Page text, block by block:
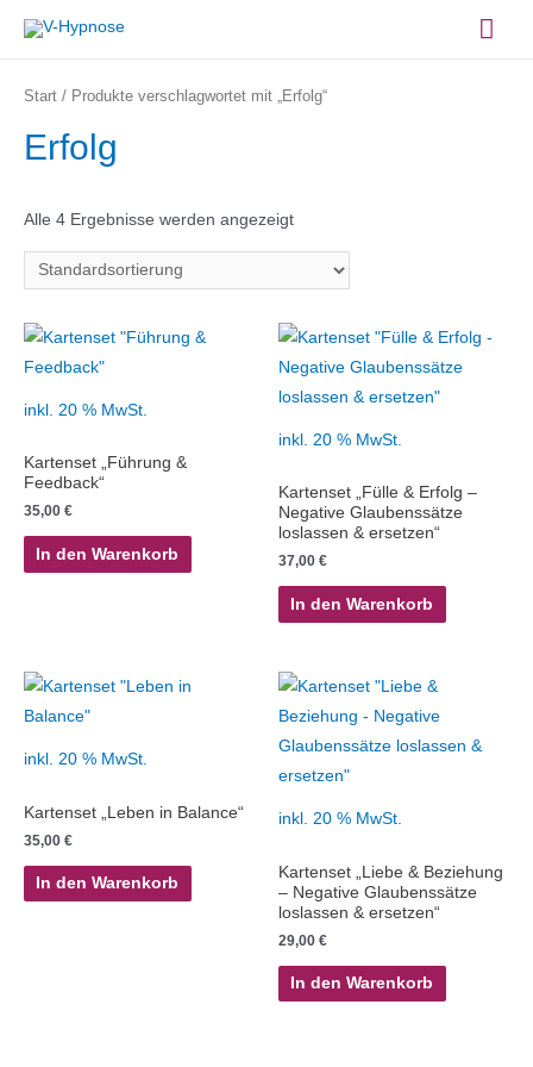
Inhalt
Start / Produkte verschlagwortet mit „Erfolg“
Erfolg
Alle 4 Ergebnisse werden angezeigt
inkl. 20 % MwSt.
Kartenset „Führung &
Feedback“
35,00 €
In den Warenkorb
inkl. 20 % MwSt.
Kartenset „Fülle & Erfolg –
Negative Glaubenssätze
loslassen & ersetzen“
37,00 €
In den Warenkorb
inkl. 20 % MwSt.
Kartenset „Leben in Balance“
35,00 €
In den Warenkorb
inkl. 20 % MwSt.
Kartenset „Liebe & Beziehung
– Negative Glaubenssätze
loslassen & ersetzen“
29,00 €
In den Warenkorb